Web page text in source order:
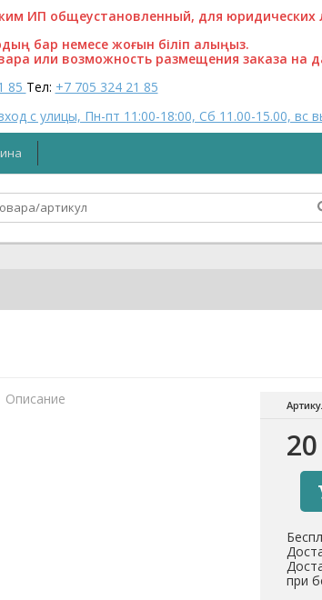
общеустановленный, для юридических
бар немесе жоғын біліп алыңыз.
или возможность размещения заказа на
85 Тел: +7 705 324 21 85
с улицы, Пн-пт 11:00-18:00, Сб 11.00-15.00, вс
при
Описание